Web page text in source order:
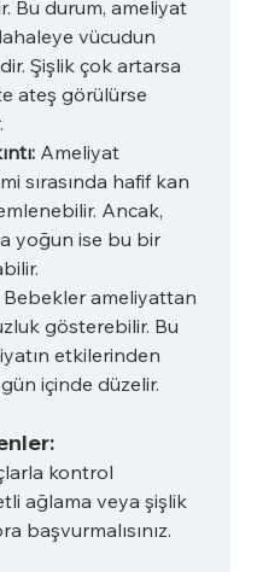
Bu durum, ameliyat
vücudun
Şişlik çok artarsa
ateş görülürse
Ameliyat
sırasında hafif kan
Ancak,
yoğun ise bu bir
Bebekler ameliyattan
gösterebilir. Bu
etkilerinden
içinde düzelir.
kontrol
ağlama veya şişlik
başvurmalısınız.